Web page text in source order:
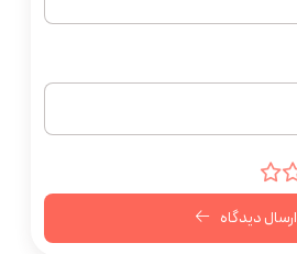
ارسال دیدگاه